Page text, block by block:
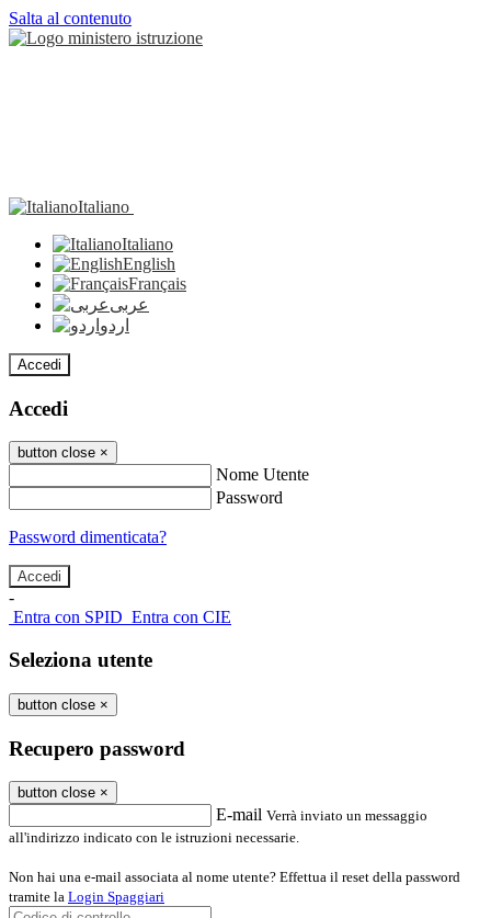
Salta al contenuto
Italiano
Italiano
English
Français
عربى
اردو
Accedi
Accedi
button close ×
Nome Utente
Password
Password dimenticata?
-
Entra con SPID Entra con CIE
Seleziona utente
button close ×
Recupero password
button close ×
E-mail Verrà inviato un messaggio
all'indirizzo indicato con le istruzioni necessarie.
Non hai una e-mail associata al nome utente? Effettua il reset della password
tramite la Login Spaggiari